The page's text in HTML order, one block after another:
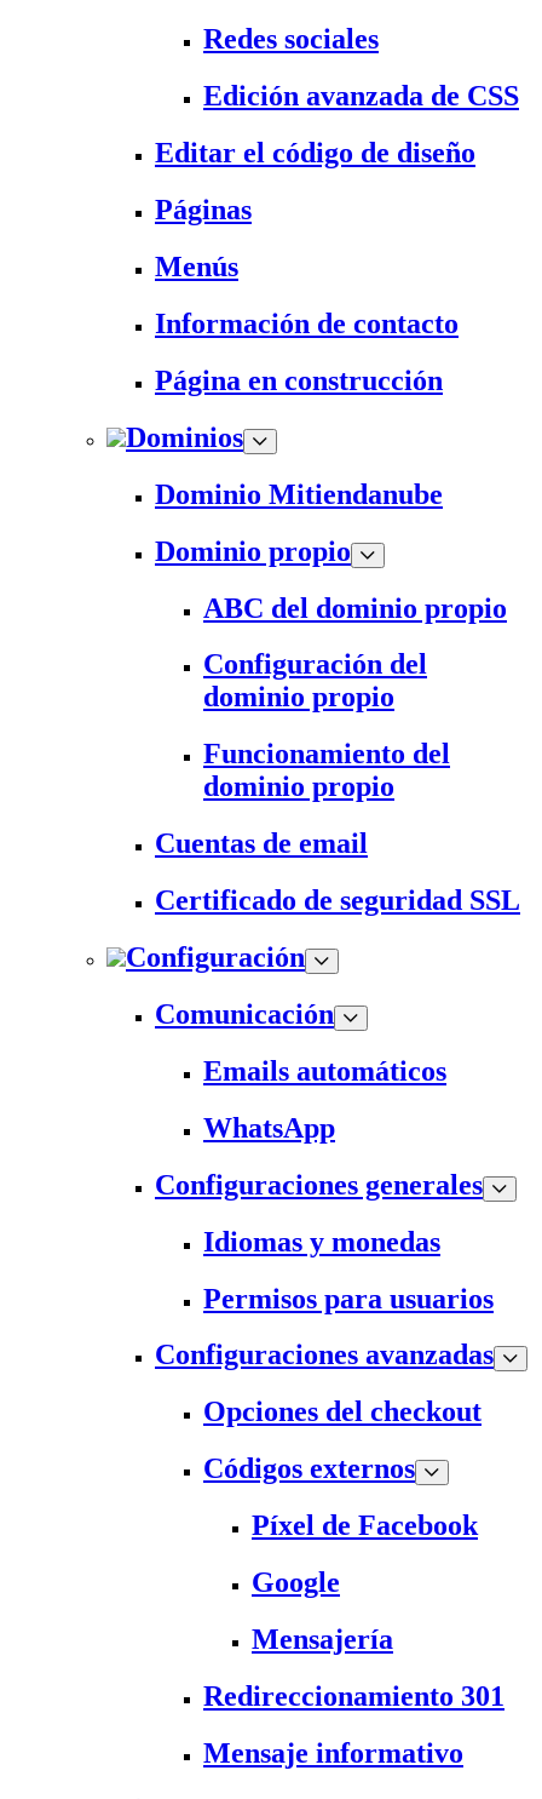
Redes sociales
Edición avanzada de CSS
Editar el código de diseño
Páginas
Menús
Información de contacto
Página en construcción
Dominios
Dominio Mitiendanube
Dominio propio
ABC del dominio propio
Configuración del
dominio propio
Funcionamiento del
dominio propio
Cuentas de email
Certificado de seguridad SSL
Configuración
Comunicación
Emails automáticos
WhatsApp
Configuraciones generales
Idiomas y monedas
Permisos para usuarios
Configuraciones avanzadas
Opciones del checkout
Códigos externos
Píxel de Facebook
Google
Mensajería
Redireccionamiento 301
Mensaje informativo